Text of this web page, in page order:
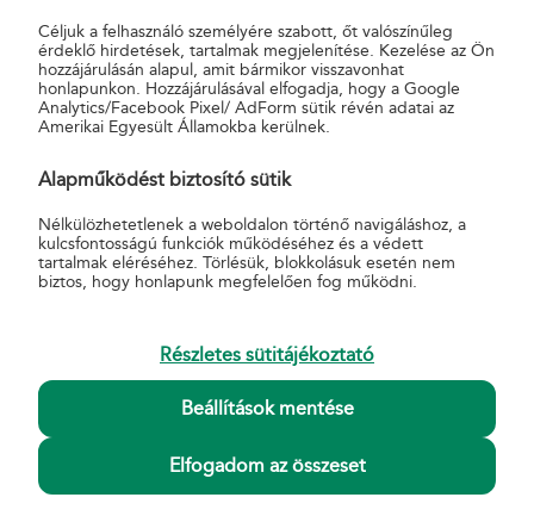
rendszeresen támogatja a szervezet segélyprogramjait és
adománygyűjtő kezdeményezéseit.
A közös munka egyik kiemelt eleme az Ökumenikus
keretében 2025-ben is több ezer rászoruló gyermek számára
egyéb tanuláshoz szükséges eszközökkel –, amelyeket a Magyar
Posta logisztikai közreműködésével juttattak el a családokhoz
országszerte.
A Posta az adventi időszakban is aktívan támogatja a
segélyszervezet munkáját. A 2025-ös Adventi Adománygyűjtés
során a november 24. és december 14. között MPL
csomagautomatából átvett küldemények feladási díjából
csomagonként 10 forinttal járult hozzá a vállalat az Ökumenikus
Segélyszervezet programjaihoz. Az ünnepi időszakban
Céljuk a felhasználó személyére szabott, őt valószínűleg
érdeklő hirdetések, tartalmak megjelenítése. Kezelése az Ön
hozzájárulásán alapul, amit bármikor visszavonhat
honlapunkon. Hozzájárulásával elfogadja, hogy a Google
Analytics/Facebook Pixel/ AdForm sütik révén adatai az
Amerikai Egyesült Államokba kerülnek.
Alapműködést biztosító sütik
Nélkülözhetetlenek a weboldalon történő navigáláshoz, a
kulcsfontosságú funkciók működéséhez és a védett
tartalmak eléréséhez. Törlésük, blokkolásuk esetén nem
biztos, hogy honlapunk megfelelően fog működni.
Részletes sütitájékoztató
Beállítások mentése
Elfogadom az összeset